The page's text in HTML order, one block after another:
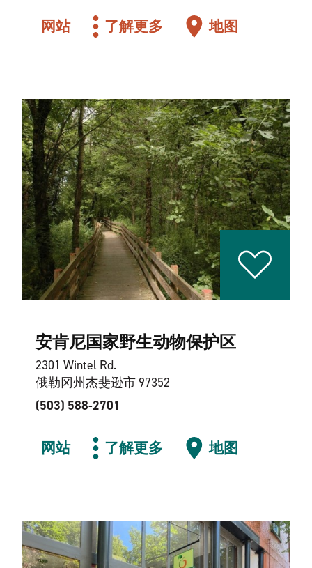
网站 了解更多 地图
安肯尼国家野生动物保护区
2301 Wintel Rd.
俄勒冈州杰斐逊市 97352
(503) 588-2701
网站 了解更多 地图